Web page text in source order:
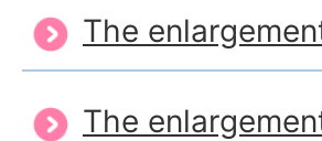
The
The